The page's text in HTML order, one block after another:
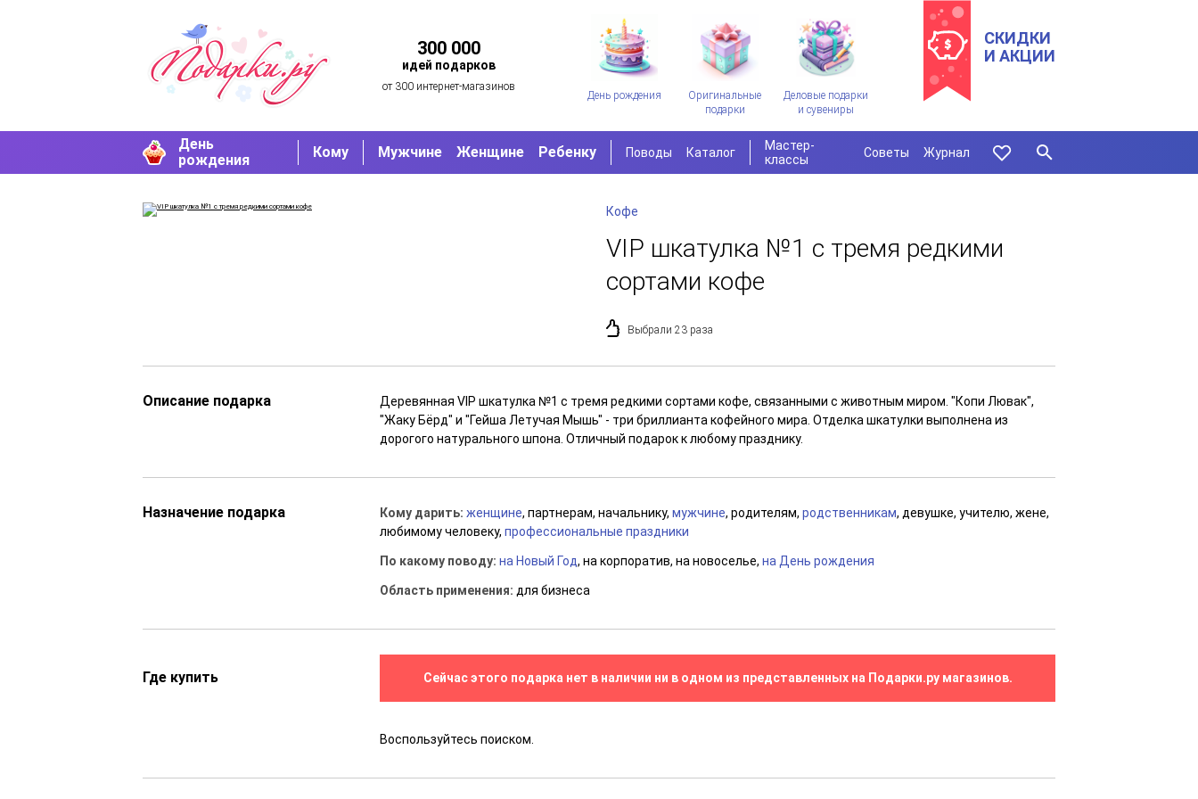
300 000
идей подарков
от 300 интернет-магазинов
День рождения
Оригинальные
подарки
Деловые подарки
и сувениры
СКИДКИ
И АКЦИИ
День
рождения
Кому Мужчине Женщине Ребенку Поводы Каталог
Мастер-
классы
Советы Журнал
Кофе
VIP шкатулка №1 с тремя редкими
сортами кофе
Выбрали 23 раза
Описание подарка
Деревянная VIP шкатулка №1 с тремя редкими сортами кофе, связанными с животным миром. "Копи Лювак",
"Жаку Бёрд" и "Гейша Летучая Мышь" - три бриллианта кофейного мира. Отделка шкатулки выполнена из
дорогого натурального шпона. Отличный подарок к любому празднику.
Назначение подарка Кому дарить:женщине, партнерам, начальнику,мужчине, родителям,родственникам, девушке, учителю, жене,
любимому человеку,профессиональные праздники
По какому поводу:на Новый Год, на корпоратив, на новоселье,на День рождения
Область применения:для бизнеса
Где купить Сейчас этого подарка нет в наличии ни в одном из представленных на Подарки.ру магазинов.
Воспользуйтесь поиском.